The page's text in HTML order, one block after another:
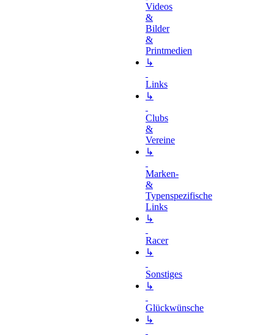
Videos
&
Bilder
&
Printmedien
↳
Links
↳
Clubs
&
Vereine
↳
Marken-
&
Typenspezifische
Links
↳
Racer
↳
Sonstiges
↳
Glückwünsche
↳